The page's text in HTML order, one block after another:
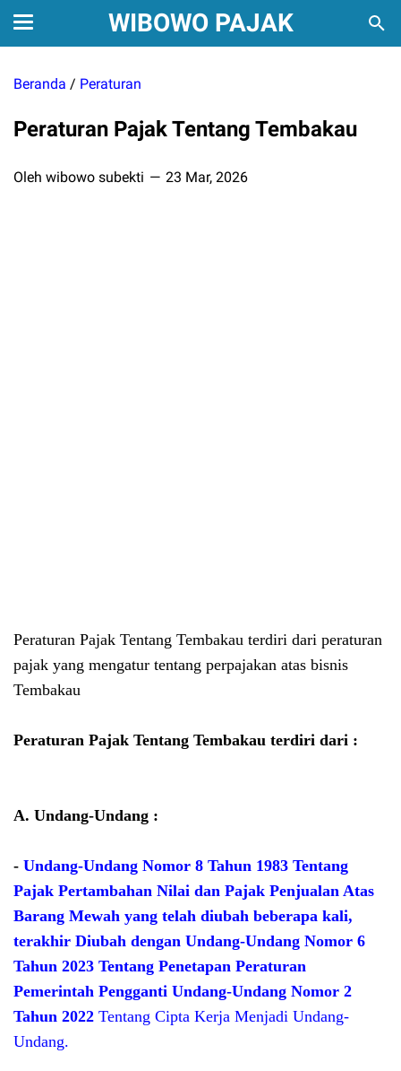
WIBOWO PAJAK
Beranda / Peraturan
Peraturan Pajak Tentang Tembakau
Oleh wibowo subekti 23 Mar, 2026
Peraturan Pajak Tentang Tembakau terdiri dari peraturan
pajak yang mengatur tentang perpajakan atas bisnis
Tembakau
Peraturan Pajak Tentang Tembakau terdiri dari :
A. Undang-Undang :
- Undang-Undang Nomor 8 Tahun 1983 Tentang
Pajak Pertambahan Nilai dan Pajak Penjualan Atas
Barang Mewah yang telah diubah beberapa kali,
terakhir Diubah dengan Undang-Undang Nomor 6
Tahun 2023 Tentang Penetapan Peraturan
Pemerintah Pengganti Undang-Undang Nomor 2
Tahun 2022 Tentang Cipta Kerja Menjadi Undang-
Undang.